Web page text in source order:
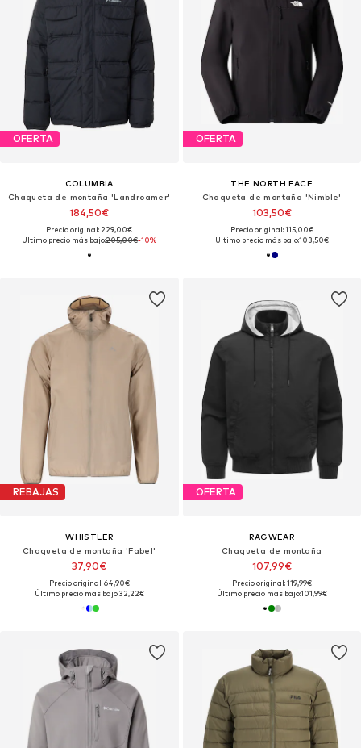
OFERTA
COLUMBIA
Chaqueta de montaña 'Landroamer'
184,50€
Precio original: 229,00€
Último precio más bajo:205,00€-10%
OFERTA
THE NORTH FACE
Chaqueta de montaña 'Nimble'
103,50€
Precio original: 115,00€
Último precio más bajo:103,50€
REBAJAS
WHISTLER
Chaqueta de montaña 'Fabel'
37,90€
Precio original: 64,90€
Último precio más bajo:32,22€
OFERTA
RAGWEAR
Chaqueta de montaña
107,99€
Precio original: 119,99€
Último precio más bajo:101,99€